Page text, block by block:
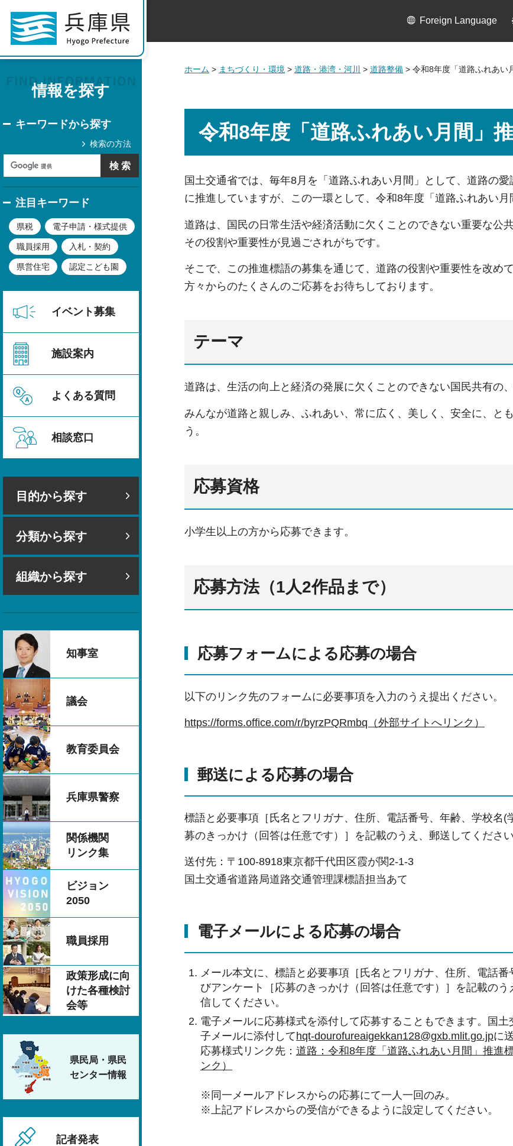
情報を探す
キーワードから探す
検索の方法
注目キーワード
県税 電子申請・様式提供
職員採用 入札・契約
県営住宅 認定こども園
イベント募集
施設案内
よくある質問
相談窓口
目的から探す
分類から探す
組織から探す
知事室
議会
教育委員会
兵庫県警察
関係機関
リンク集
ビジョン
2050
職員採用
政策形成に向
けた各種検討
会等
県民局・県民
センター情報
記者発表
Foreign Language
ホーム > まちづくり・環境 > 道路・港湾・河川 > 道路整備 > 令和8年度「道路ふれあい
令和8年度「道路ふれあい月間」
国土交通省では、毎年8月を「道路ふれあい月間」として、道路の
に推進していますが、この一環として、令和8年度「道路ふれあい月
道路は、国民の日常生活や経済活動に欠くことのできない重要な公
その役割や重要性が見過ごされがちです。
そこで、この推進標語の募集を通じて、道路の役割や重要性を改め
方々からのたくさんのご応募をお待ちしております。
テーマ
道路は、生活の向上と経済の発展に欠くことのできない国民共有の
みんなが道路と親しみ、ふれあい、常に広く、美しく、安全に、と
う。
応募資格
小学生以上の方から応募できます。
応募方法（1人2作品まで）
応募フォームによる応募の場合
以下のリンク先のフォームに必要事項を入力のうえ提出ください。
https://forms.office.com/r/byrzPQRmbq（外部サイトへリンク）
郵送による応募の場合
標語と必要事項［氏名とフリガナ、住所、電話番号、年齢、学校名
募のきっかけ（回答は任意です）］を記載のうえ、郵送してください
送付先：〒100-8918東京都千代田区霞が関2-1-3
国土交通省道路局道路交通管理課標語担当あて
電子メールによる応募の場合
メール本文に、標語と必要事項［氏名とフリガナ、住所、電話
びアンケート［応募のきっかけ（回答は任意です）］を記載のう
信してください。
電子メールに応募様式を添付して応募することもできます。国
子メールに添付して hqt-dourofureaigekkan128@gxb.mlit.go.jpに
応募様式リンク先： 道路：令和8年度「道路ふれあい月間」推進
ンク）
※同一メールアドレスからの応募にて一人一回のみ。
※上記アドレスからの受信ができるように設定してください。